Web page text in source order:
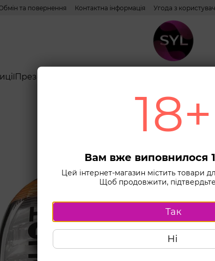
та повернення Контактна інформація Угода з
Презервативи
18+
Вам вже виповнилося
Цей інтернет-магазин містить товари
Щоб продовжити, підтвердьте
Так
Ні